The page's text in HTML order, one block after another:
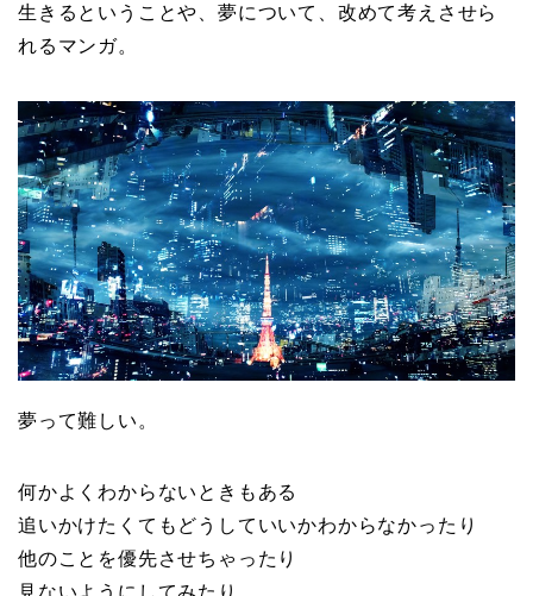
生きるということや、夢について、改めて考えさせら
れるマンガ。
夢って難しい。
何かよくわからないときもある
追いかけたくてもどうしていいかわからなかったり
他のことを優先させちゃったり
見ないようにしてみたり